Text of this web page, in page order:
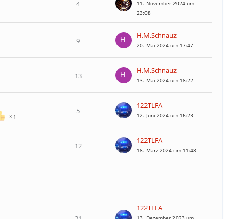
4
11. November 2024 um
23:08
9
H.M.Schnauz
20. Mai 2024 um 17:47
13
H.M.Schnauz
13. Mai 2024 um 18:22
1
5
122TLFA
12. Juni 2024 um 16:23
12
122TLFA
18. März 2024 um 11:48
122TLFA